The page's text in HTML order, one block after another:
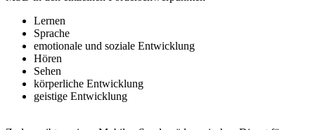
Lernen
Sprache
emotionale und soziale Entwicklung
Hören
Sehen
körperliche Entwicklung
geistige Entwicklung